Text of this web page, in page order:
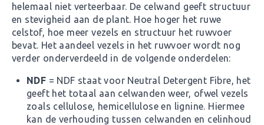
helemaal niet verteerbaar. De celwand geeft structuur
en stevigheid aan de plant. Hoe hoger het ruwe
celstof, hoe meer vezels en structuur het ruwvoer
bevat. Het aandeel vezels in het ruwvoer wordt nog
verder onderverdeeld in de volgende onderdelen:
NDF = NDF staat voor Neutral Detergent Fibre, het
geeft het totaal aan celwanden weer, ofwel vezels
zoals cellulose, hemicellulose en lignine. Hiermee
kan de verhouding tussen celwanden en celinhoud